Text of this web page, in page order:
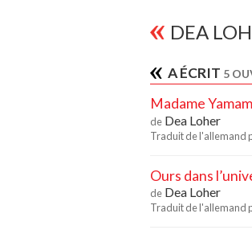
DEA
A ÉCRIT 5
Madame
de Dea Loher
Traduit de l'allemand
Ours dans
de Dea Loher
Traduit de l'allemand